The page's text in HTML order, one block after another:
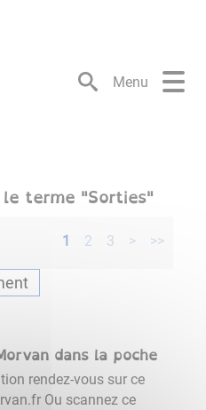
Menu
terme "Sorties"
1 2 3 > >>
dans la poche
rendez-vous sur ce
Ou scannez ce